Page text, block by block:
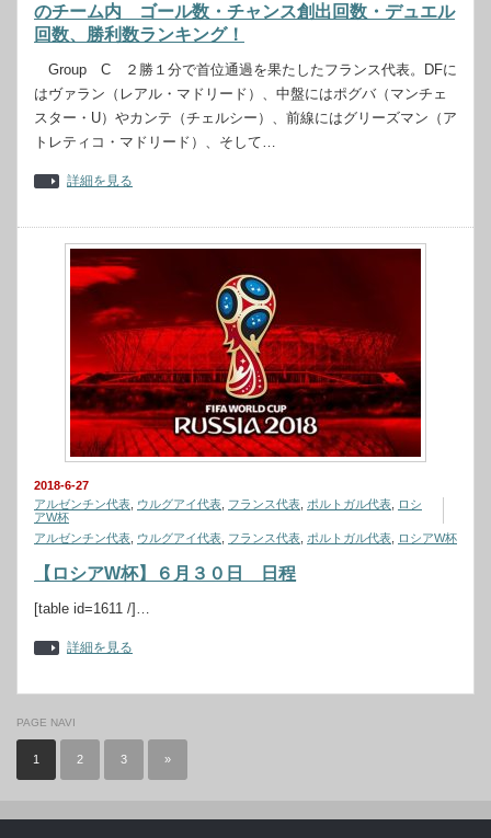
のチーム内 ゴール数・チャンス創出回数・デュエル
回数、勝利数ランキング！
Group C ２勝１分で首位通過を果たしたフランス代表。DFに
はヴァラン（レアル・マドリード）、中盤にはポグバ（マンチェ
スター・U）やカンテ（チェルシー）、前線にはグリーズマン（ア
トレティコ・マドリード）、そして…
詳細を見る
2018-6-27
アルゼンチン代表 ウルグアイ代表 フランス代表 ポルトガル代表
ロシ
アW杯
アルゼンチン代表 ウルグアイ代表 フランス代表 ポルトガル代表 ロシアW杯
【ロシアW杯】６月３０日 日程
[table id=1611 /]…
詳細を見る
PAGE NAVI
1 2 3 »